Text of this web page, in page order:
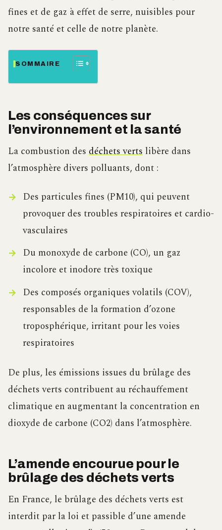
fines et de gaz à effet de serre, nuisibles pour
notre santé et celle de notre planète.
SOMMAIRE
Les conséquences sur
l’environnement et la santé
La combustion des déchets verts libère dans
l’atmosphère divers polluants, dont :
Des particules fines (PM10), qui peuvent
provoquer des troubles respiratoires et cardio-
vasculaires
Du monoxyde de carbone (CO), un gaz
incolore et inodore très toxique
Des composés organiques volatils (COV),
responsables de la formation d’ozone
troposphérique, irritant pour les voies
respiratoires
De plus, les émissions issues du brûlage des
déchets verts contribuent au réchauffement
climatique en augmentant la concentration en
dioxyde de carbone (CO2) dans l’atmosphère.
L’amende encourue pour le
brûlage des déchets verts
En France, le brûlage des déchets verts est
interdit par la loi et passible d’une amende